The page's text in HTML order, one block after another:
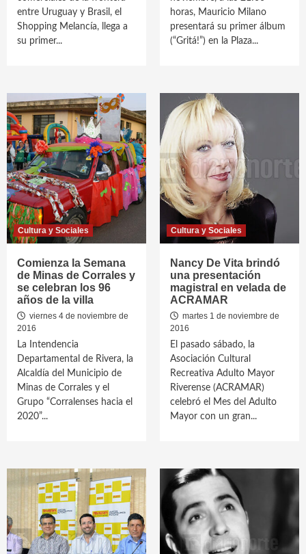
entre Uruguay y Brasil, el
Shopping Melancía, llega a
su primer...
horas, Mauricio Milano
presentará su primer álbum
(“Gritá!”) en la Plaza...
Cultura y Sociales
Comienza la Semana
de Minas de Corrales y
se celebran los 96
años de la villa
viernes 4 de noviembre de
2016
La Intendencia
Departamental de Rivera, la
Alcaldía del Municipio de
Minas de Corrales y el
Grupo “Corralenses hacia el
2020”...
Cultura y Sociales
Nancy De Vita brindó
una presentación
magistral en velada de
ACRAMAR
martes 1 de noviembre de
2016
El pasado sábado, la
Asociación Cultural
Recreativa Adulto Mayor
Riverense (ACRAMAR)
celebró el Mes del Adulto
Mayor con un gran...